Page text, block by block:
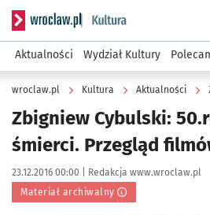
Serwis informacyjny wroclaw.pl
Aktualności Wydział Kultury
wroclaw.pl Kultura Aktualności
Zbigniew Cybulski:
śmierci. Przegląd
Data publikacji:
23.12.2016 00:00 | Autor:
Redakcja www.wroclaw.pl
Materiał archiwalny